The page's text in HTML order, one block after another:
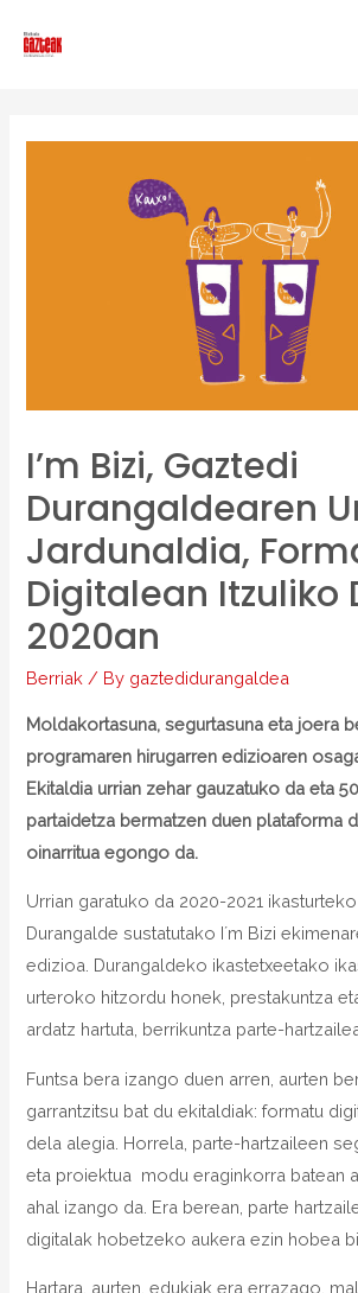
I’m Bizi, Gaztedi
Durangaldearen
Jardunaldia,
Digitalean Itzuliko
2020an
Berriak / By gaztedidurangaldea
Moldakortasuna, segurtasuna eta joera
programaren hirugarren edizioaren
Ekitaldia urrian zehar gauzatuko da eta
partaidetza bermatzen duen plataforma
oinarritua egongo da.
Urrian garatuko da 2020-2021
Durangalde sustatutako I´m Bizi
edizioa. Durangaldeko ikastetxeetako
urteroko hitzordu honek, prestakuntza
ardatz hartuta, berrikuntza parte-
Funtsa bera izango duen arren, aurten
garrantzitsu bat du ekitaldiak: formatu
dela alegia. Horrela, parte-hartzaileen
eta proiektua modu eraginkorra batean
ahal izango da. Era berean, parte
digitalak hobetzeko aukera ezin hobea
Hartara, aurten, edukiak era errazago,